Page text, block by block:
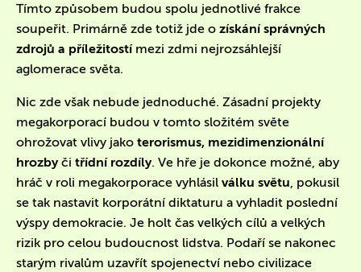
Tímto způsobem budou spolu jednotlivé frakce
soupeřit. Primárně zde totiž jde o získání správných
zdrojů a příležitostí mezi zdmi nejrozsáhlejší
aglomerace světa.
Nic zde však nebude jednoduché. Zásadní projekty
megakorporací budou v tomto složitém světe
ohrožovat vlivy jako terorismus, mezidimenzionální
hrozbyči třídní rozdíly. Ve hře je dokonce možné, aby
hráč v roli megakorporace vyhlásil válku světu, pokusil
se tak nastavit korporátní diktaturu a vyhladit poslední
výspy demokracie. Je holt čas velkých cílů a velkých
rizik pro celou budoucnost lidstva. Podaří se nakonec
starým rivalům uzavřít spojenectví nebo civilizace